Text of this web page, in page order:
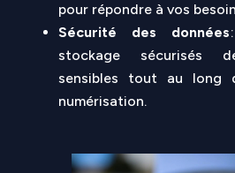
pour répondre à vos
Sécurité des données
stockage sécurisés
sensibles tout au long
numérisation.